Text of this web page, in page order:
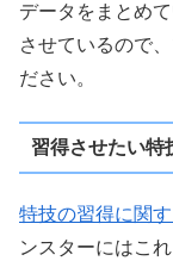
データをまとめ
させているので
ださい。
習得させたい特
特技の習得に関
ンスターにはこ